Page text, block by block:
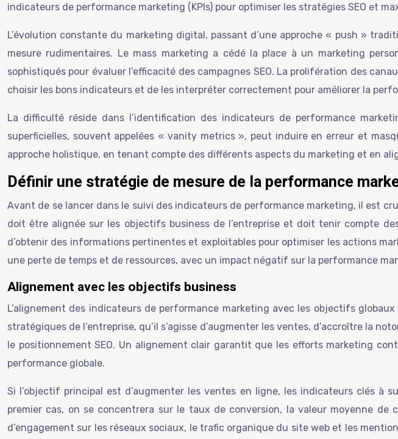
indicateurs de performance marketing (KPIs) pour optimiser les stratégies SEO et
L’évolution constante du marketing digital, passant d’une approche « push »
mesure rudimentaires. Le mass marketing a cédé la place à un marketing
sophistiqués pour évaluer l’efficacité des campagnes SEO. La prolifération des
choisir les bons indicateurs et de les interpréter correctement pour améliorer la
La difficulté réside dans l’identification des indicateurs de performance
superficielles, souvent appelées « vanity metrics », peut induire en erreur et
approche holistique, en tenant compte des différents aspects du marketing et en
Définir une stratégie de mesure de la performance
Avant de se lancer dans le suivi des indicateurs de performance marketing, il est
doit être alignée sur les objectifs business de l’entreprise et doit tenir compte
d’obtenir des informations pertinentes et exploitables pour optimiser les actions
une perte de temps et de ressources, avec un impact négatif sur la performance
Alignement avec les objectifs business
L’alignement des indicateurs de performance marketing avec les objectifs
stratégiques de l’entreprise, qu’il s’agisse d’augmenter les ventes, d’accroître la
le positionnement SEO. Un alignement clair garantit que les efforts marketing
performance globale.
Si l’objectif principal est d’augmenter les ventes en ligne, les indicateurs clés
premier cas, on se concentrera sur le taux de conversion, la valeur moyenne
d’engagement sur les réseaux sociaux, le trafic organique du site web et les